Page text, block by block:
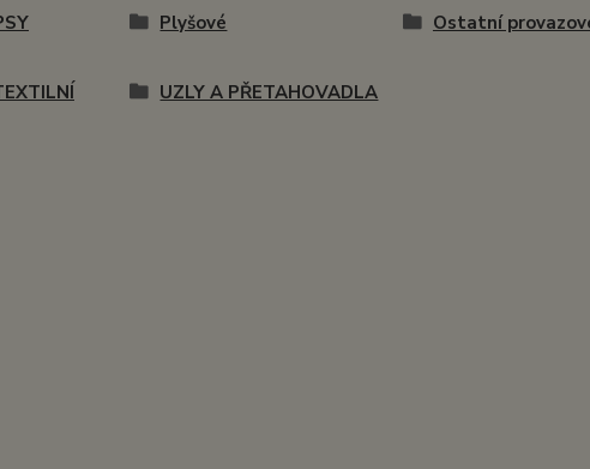
Plyšové Ostatní
UZLY A PŘETAHOVADLA